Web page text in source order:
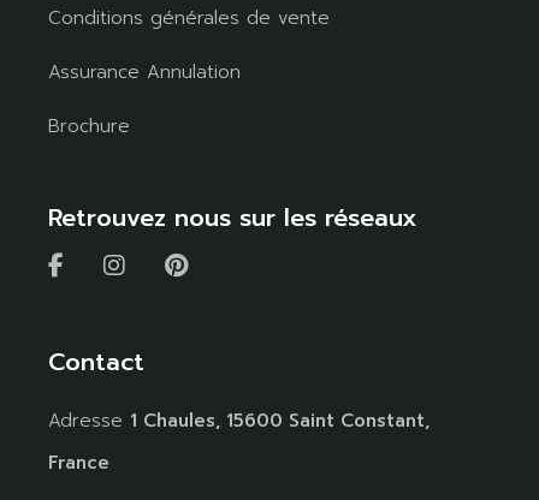
Conditions générales de vente
Assurance Annulation
Brochure
Retrouvez nous sur les réseaux
Contact
Adresse 1 Chaules, 15600 Saint Constant,
France